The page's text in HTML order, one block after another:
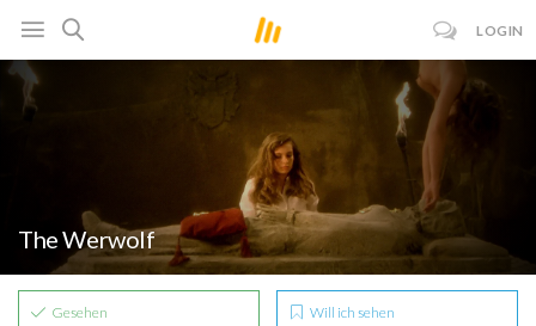
LOGIN
The Werwolf
Gesehen Will ich sehen